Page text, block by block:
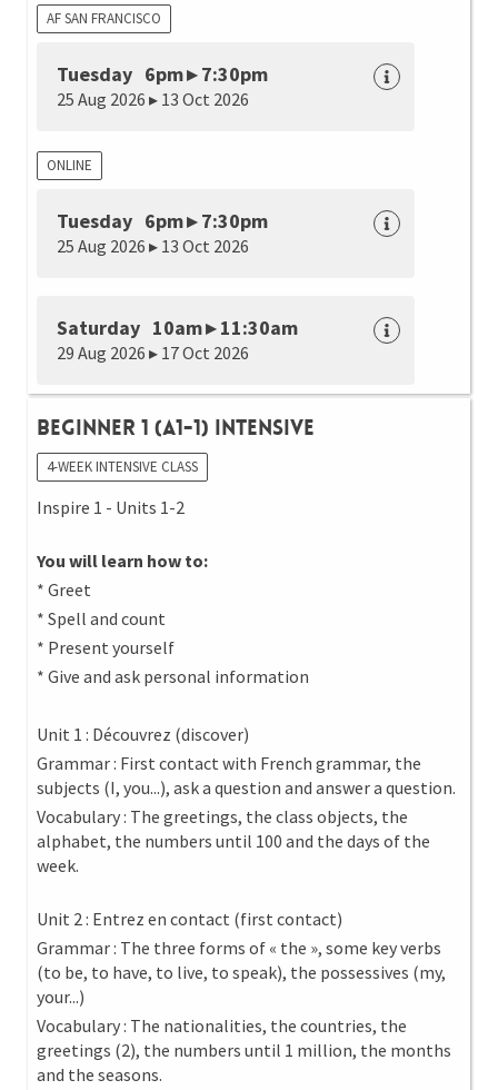
AF SAN FRANCISCO
Tuesday 6pm ▸ 7:30pm
25 Aug 2026 ▸ 13 Oct 2026
ONLINE
Tuesday 6pm ▸ 7:30pm
25 Aug 2026 ▸ 13 Oct 2026
Saturday 10am ▸ 11:30am
29 Aug 2026 ▸ 17 Oct 2026
Beginner 1 (A1-1) Intensive
4-WEEK INTENSIVE CLASS
Inspire 1 - Units 1-2
You will learn how to:
* Greet
* Spell and count
* Present yourself
* Give and ask personal information
Unit 1 : Découvrez (discover)
Grammar : First contact with French grammar, the
subjects (I, you...), ask a question and answer a question.
Vocabulary : The greetings, the class objects, the
alphabet, the numbers until 100 and the days of the
week.
Unit 2 : Entrez en contact (first contact)
Grammar : The three forms of « the », some key verbs
(to be, to have, to live, to speak), the possessives (my,
your...)
Vocabulary : The nationalities, the countries, the
greetings (2), the numbers until 1 million, the months
and the seasons.